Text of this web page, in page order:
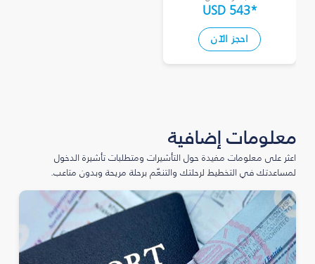
USD 543*
احجز الآن
معلومات إضافية
اعثر على معلومات مفيدة حول التأشيرات ومتطلبات تأشيرة الدخول
لمساعدتك في التخطيط لرحلتك والتنعّم برحلة مريحة وبدون متاعب.